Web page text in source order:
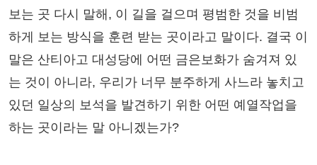
보는 곳 다시 말해, 이 길을 걸으며 평범한 것을 비범
하게 보는 방식을 훈련 받는 곳이라고 말이다. 결국 이
말은 산티아고 대성당에 어떤 금은보화가 숨겨져 있
는 것이 아니라, 우리가 너무 분주하게 사느라 놓치고
있던 일상의 보석을 발견하기 위한 어떤 예열작업을
하는 곳이라는 말 아니겠는가?